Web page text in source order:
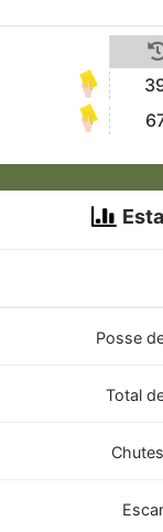
Posse
Total